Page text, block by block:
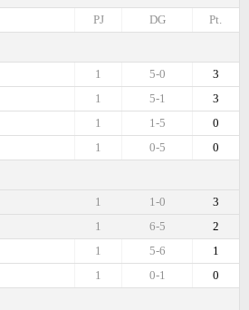
Pt.
DG
PJ
3
5-0
1
3
5-1
1
0
1-5
1
0
0-5
1
3
1-0
1
2
6-5
1
1
5-6
1
0
0-1
1